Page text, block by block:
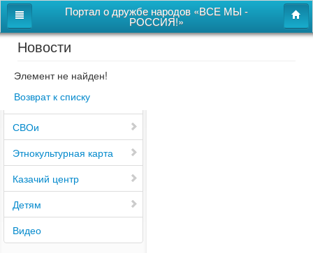
Портал о дружбе народов «ВСЕ МЫ -
РОССИЯ!»
Главная
Дом дружбы народов
Новости
СВОи
Этнокультурная карта
Казачий центр
Детям
Видео
Новости
Элемент не найден!
Возврат к списку